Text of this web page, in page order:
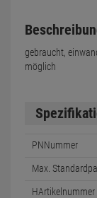
gebraucht,
möglich
PNNummer
Max.
HArtikelnummer